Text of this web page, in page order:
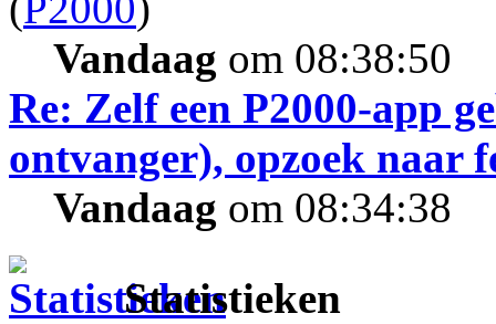
Vandaag om 08:38:50
Re: Zelf een P2000-app
ontvanger), opzoek naar
Vandaag om 08:34:38
Statistieken